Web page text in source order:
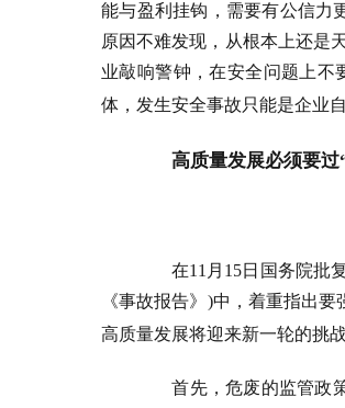
能与盈利挂钩，需要有公信力
原因不难发现，从根本上还是
业敲响警钟，在安全问题上不
体，发生安全事故只能是企业自
高质量发展必须要过
在11 月 15日国务院批
《事故报告》 )中，着重指出要
高质量发展将迎来新一轮的挑
首先，危废的监管政